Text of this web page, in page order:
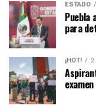
ESTADO
Puebla
para
¡HOT!